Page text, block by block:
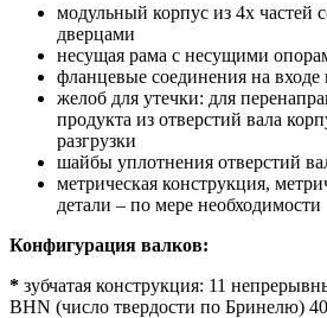
модульный корпус из 4х частей
дверцами
несущая рама с несущими
фланцевые соединения на входе
желоб для утечки: для
продукта из отверстий вала
разгрузки
шайбы уплотнения отверстий
метрическая конструкция,
детали – по мере необходимости
Конфигурация валков:
* зубчатая конструкция: 11
BHN (число твердости по Бринелю)